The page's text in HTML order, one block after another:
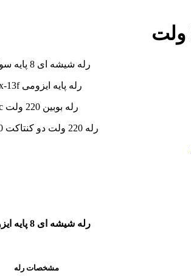
رله شیشه ای 8 پایه سوکتی
رله پایه ایزومی jqx-13f
رله بوبین 220 ولت ac
رله 220 ولت دو کنتاکت 10 آمپر
رله شیشه ای 8 پایه ایزومی
مشخصات رله